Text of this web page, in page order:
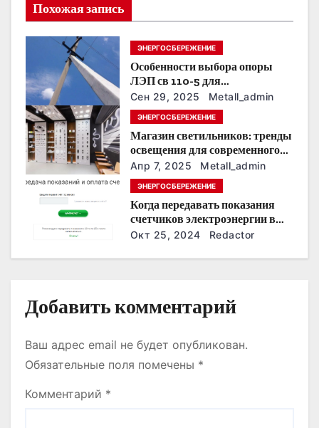
я
п
о
з
а
п
и
Похожая запись
ЭНЕРГОСБЕРЕЖЕНИЕ
Особенности выбора опоры
ЛЭП св 110-5 для
строительства электросетей
Сен 29, 2025 Metall_admin
ЭНЕРГОСБЕРЕЖЕНИЕ
Магазин светильников: тренды
освещения для современного
интерьера
Апр 7, 2025 Metall_admin
ЭНЕРГОСБЕРЕЖЕНИЕ
Когда передавать показания
счетчиков электроэнергии в
Дзержинске?
Окт 25, 2024 Redactor
Добавить комментарий
Ваш адрес email не будет опубликован.
Обязательные поля помечены *
Комментарий *